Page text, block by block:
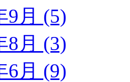
9月 (5)
8月 (3)
6月 (9)